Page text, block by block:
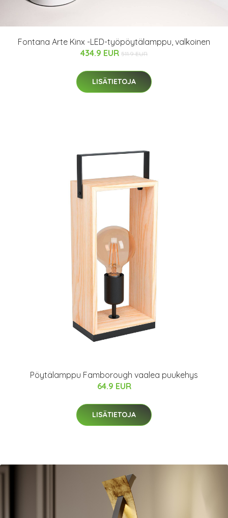
Fontana Arte Kinx -LED-työpöytälamppu, valkoinen
434.9 EUR 511.9 EUR
LISÄTIETOJA
Pöytälamppu Famborough vaalea puukehys
64.9 EUR
LISÄTIETOJA